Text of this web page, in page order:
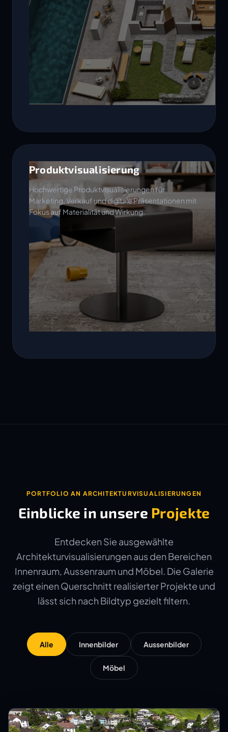
Produktvisualisierung
Hochwertige Produktvisualisierungen für
Marketing, Verkauf und digitale Präsentationen mit
Fokus auf Materialität und Wirkung.
PORTFOLIO AN ARCHITEKTURVISUALISIERUNGEN
Einblicke in unsere Projekte
Entdecken Sie ausgewählte
Architekturvisualisierungen aus den Bereichen
Innenraum, Aussenraum und Möbel. Die Galerie
zeigt einen Querschnitt realisierter Projekte und
lässt sich nach Bildtyp gezielt filtern.
Alle Innenbilder Aussenbilder
Möbel